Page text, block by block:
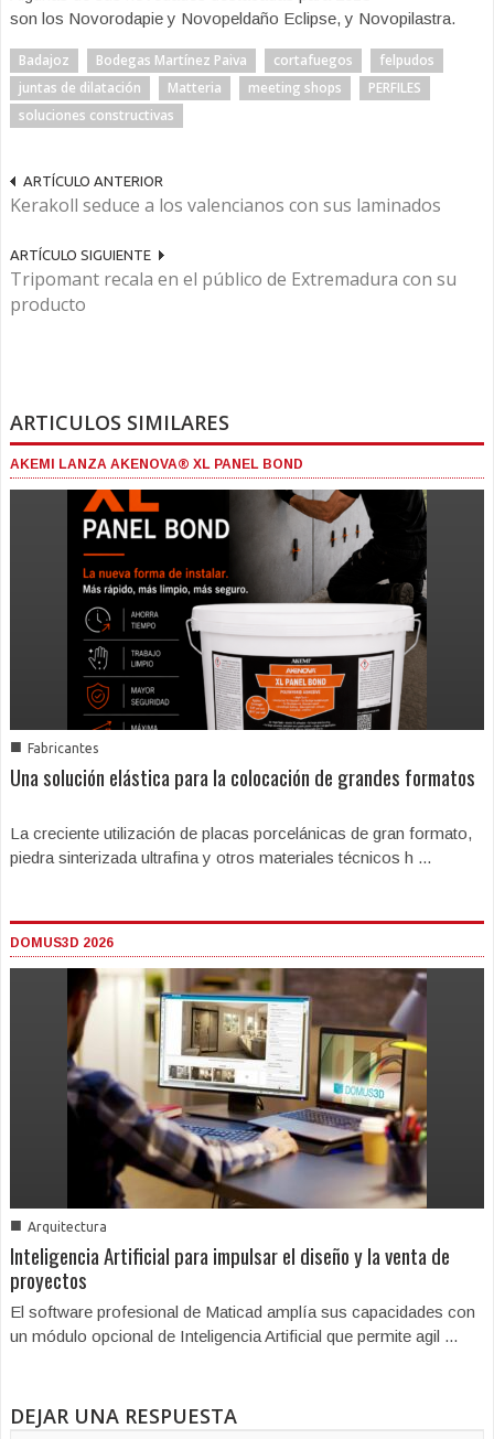
son los Novorodapie y Novopeldaño Eclipse, y Novopilastra.
Badajoz Bodegas Martínez Paiva cortafuegos
felpudos
juntas de dilatación
Matteria meeting shops
PERFILES
soluciones constructivas
ARTÍCULO ANTERIOR
Kerakoll seduce a los valencianos con sus laminados
ARTÍCULO SIGUIENTE
Tripomant recala en el público de Extremadura con su
producto
ARTICULOS SIMILARES
AKEMI LANZA AKENOVA® XL PANEL BOND
■ Fabricantes
Una solución elástica para la colocación de grandes formatos
La creciente utilización de placas porcelánicas de gran formato,
piedra sinterizada ultrafina y otros materiales técnicos h ...
DOMUS3D 2026
■ Arquitectura
Inteligencia Artificial para impulsar el diseño y la venta de
proyectos
El software profesional de Maticad amplía sus capacidades con
un módulo opcional de Inteligencia Artificial que permite agil ...
DEJAR UNA RESPUESTA